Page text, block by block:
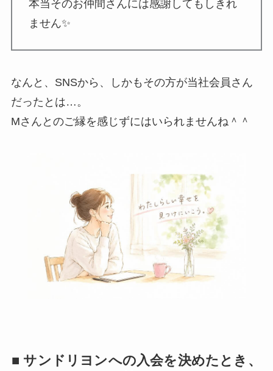
本当そのお仲間さんには感謝してもしきれ
ません✨
なんと、SNSから、しかもその方が当社会員さん
だったとは…。
Mさんとのご縁を感じずにはいられませんね＾＾
■ サンドリヨンへの入会を決めたとき、